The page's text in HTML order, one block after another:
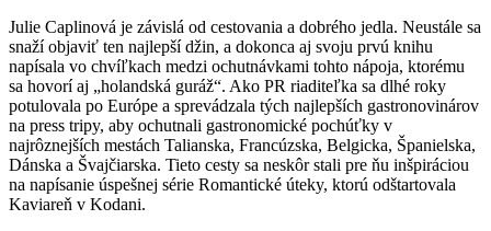
Julie Caplinová je závislá od cestovania a dobrého jedla. Neustále sa
snaží objaviť ten najlepší džin, a dokonca aj svoju prvú knihu
napísala vo chvíľkach medzi ochutnávkami tohto nápoja, ktorému
sa hovorí aj „holandská guráž“. Ako PR riaditeľka sa dlhé roky
potulovala po Európe a sprevádzala tých najlepších gastronovinárov
na press tripy, aby ochutnali gastronomické pochúťky v
najrôznejších mestách Talianska, Francúzska, Belgicka, Španielska,
Dánska a Švajčiarska. Tieto cesty sa neskôr stali pre ňu inšpiráciou
na napísanie úspešnej série Romantické úteky, ktorú odštartovala
Kaviareň v Kodani.